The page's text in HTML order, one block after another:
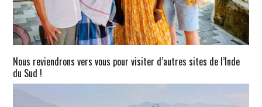
Nous reviendrons vers vous pour visiter d’autres sites de l’Inde
du Sud !